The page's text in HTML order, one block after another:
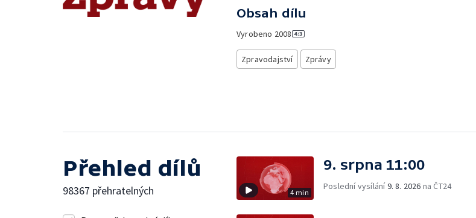
Obsah dílu
Vyrobeno 2008
Zpravodajství Zprávy
Přehled dílů
98367 přehratelných 4 min
9. srpna 11:00
Poslední vysílání9. 8. 2026 na ČT24